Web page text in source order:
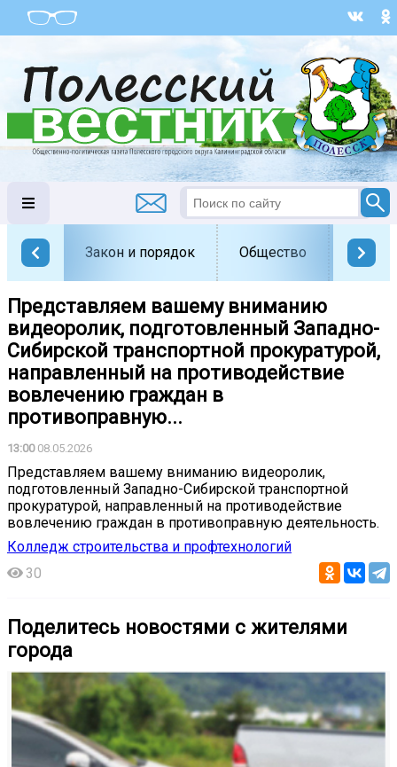
Закон и порядок Общество
Представляем вашему вниманию
видеоролик, подготовленный Западно-
Сибирской транспортной прокуратурой,
направленный на противодействие
вовлечению граждан в
противоправную...
13:0008.05.2026
Представляем вашему вниманию видеоролик,
подготовленный Западно-Сибирской транспортной
прокуратурой, направленный на противодействие
вовлечению граждан в противоправную деятельность.
Колледж строительства и профтехнологий
30
Поделитесь новостями с жителями
города